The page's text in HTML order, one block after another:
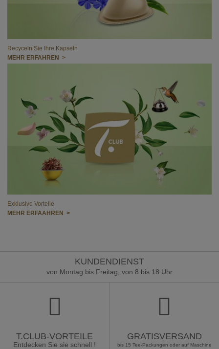
Recyceln Sie Ihre Kapseln
MEHR ERFAHREN >
Exklusive Vorteile
MEHR ERFAAHREN >
KUNDENDIENST
von Montag bis Freitag, von 8 bis 18 Uhr
T.CLUB-VORTEILE
Entdecken Sie sie schnell !
GRATISVERSAND
bis 15 Tee-Packungen oder auf Maschine